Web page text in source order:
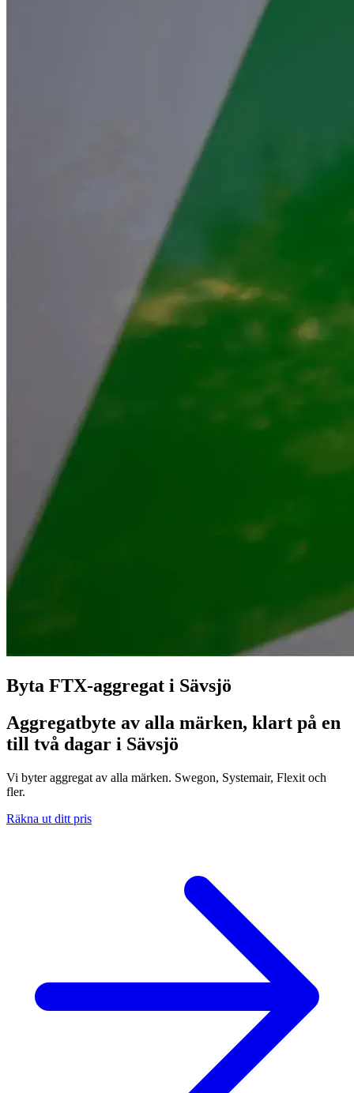
Byta FTX-aggregat i Sävsjö
Aggregatbyte av alla märken, klart på en
till två dagar i Sävsjö
Vi byter aggregat av alla märken. Swegon, Systemair, Flexit och
fler.
Räkna ut ditt pris